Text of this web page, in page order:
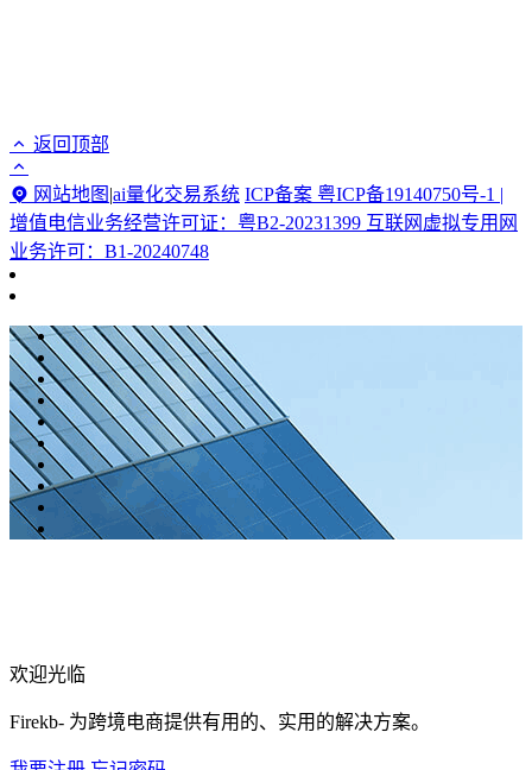
返回顶部
网站地图 |ai量化交易系统 ICP备案 粤ICP备19140750号-1 |
增值电信业务经营许可证：粤B2-20231399 互联网虚拟专用网
业务许可：B1-20240748
欢迎光临
Firekb- 为跨境电商提供有用的、实用的解决方案。